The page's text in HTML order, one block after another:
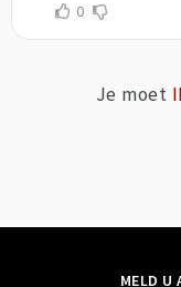
0
Je moet
MELD U